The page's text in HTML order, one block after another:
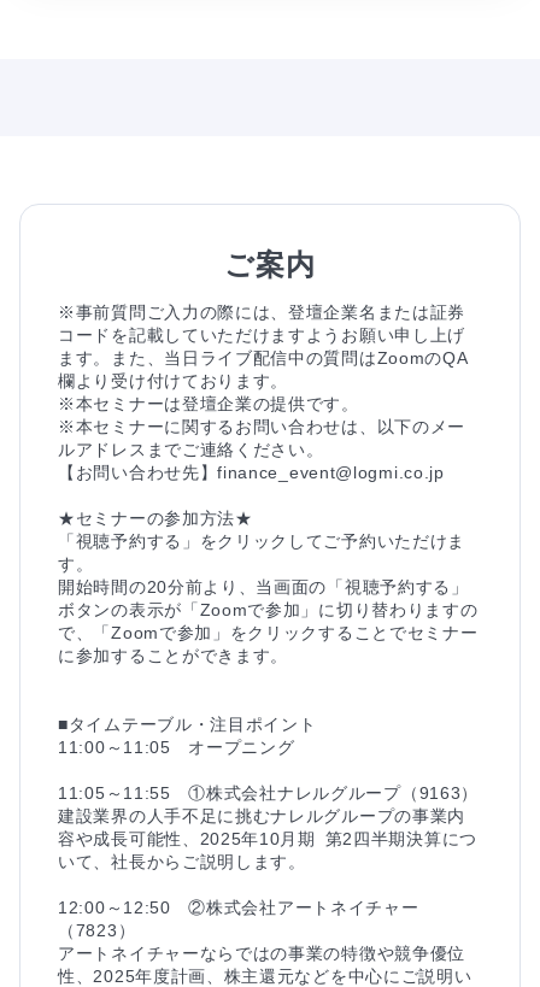
ご案内
※事前質問ご入力の際には、登壇企業名または証券
コードを記載していただけますようお願い申し上げ
ます。また、当日ライブ配信中の質問はZoomのQA
欄より受け付けております。
※本セミナーは登壇企業の提供です。
※本セミナーに関するお問い合わせは、以下のメー
ルアドレスまでご連絡ください。
【お問い合わせ先】finance_event@logmi.co.jp
★セミナーの参加方法★
「視聴予約する」をクリックしてご予約いただけま
す。
開始時間の20分前より、当画面の「視聴予約する」
ボタンの表示が「Zoomで参加」に切り替わりますの
で、「Zoomで参加」をクリックすることでセミナー
に参加することができます。
■タイムテーブル・注目ポイント
11:00～11:05　オープニング
11:05～11:55　①株式会社ナレルグループ（9163）
建設業界の人手不足に挑むナレルグループの事業内
容や成長可能性、2025年10月期 第2四半期決算につ
いて、社長からご説明します。
12:00～12:50　②株式会社アートネイチャー
（7823）
アートネイチャーならではの事業の特徴や競争優位
性、2025年度計画、株主還元などを中心にご説明い